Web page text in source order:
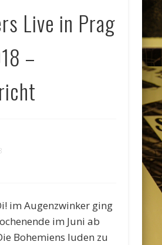
Live in Prag
–
im Augenzwinker ging
im Juni ab
Bohemiens luden zu